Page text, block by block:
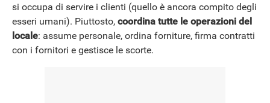
si occupa di servire i clienti (quello è ancora compito degli
esseri umani). Piuttosto, coordina tutte le operazioni del
locale: assume personale, ordina forniture, firma contratti
con i fornitori e gestisce le scorte.